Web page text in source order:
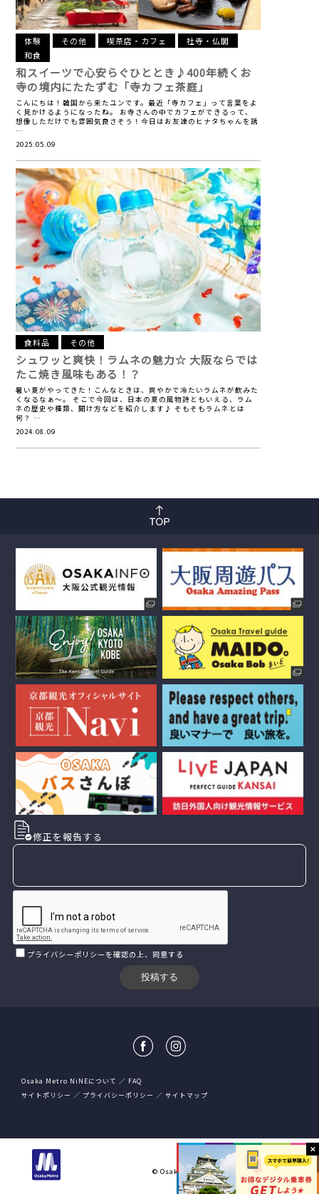
体験 その他 喫茶店・カフェ
社寺・仏閣
和食
和スイーツで心安らぐひととき♪400年続くお
寺の境内にたたずむ「寺カフェ茶庭」
こんにちは！韓国から来たユンです。最近「寺カフェ」って言葉をよ
く見かけるようになったね。 お寺さんの中でカフェができるって、
想像しただけでも雰囲気良さそう！今日はお友達のヒナタちゃんを誘
…
2025.05.09
食料品 その他
シュワッと爽快！ラムネの魅力☆ 大阪ならでは
たこ焼き風味もある！？
暑い夏がやってきた！こんなときは、爽やかで冷たいラムネが飲みた
くなるなぁ～。 そこで今回は、日本の夏の風物詩ともいえる、ラム
ネの歴史や種類、開け方などを紹介します♪ そもそもラムネとは
何？ …
2024.08.09
修正を報告する
プライバシーポリシーを確認の上、同意する
Osaka Metro NiNEについて
FAQ
サイトポリシー
プライバシーポリシー サイトマップ
大阪市高速電気軌道株式会社
© Osaka Metro Co.,Ltd All rights reserved.